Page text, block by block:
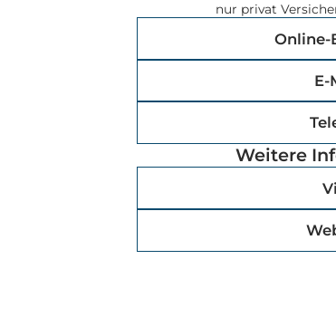
nur privat
Online-
E-
Weitere